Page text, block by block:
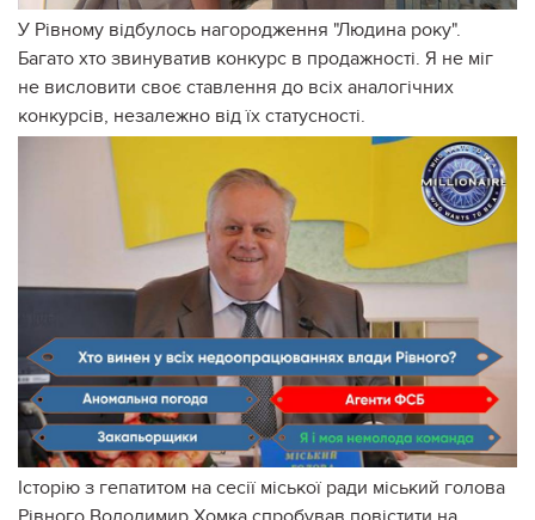
У Рівному відбулось нагородження "Людина року".
Багато хто звинуватив конкурс в продажності. Я не міг
не висловити своє ставлення до всіх аналогічних
конкурсів, незалежно від їх статусності.
Історію з гепатитом на сесії міської ради міський голова